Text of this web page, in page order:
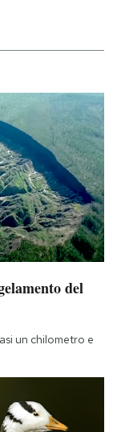
del
un chilometro e